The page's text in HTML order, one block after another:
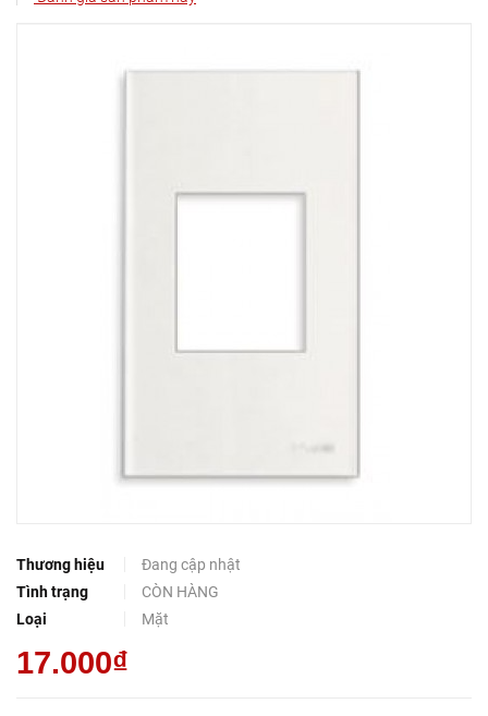
Thương hiệu
Đang cập nhật
Tình trạng
CÒN HÀNG
Loại
Mặt
17.000₫